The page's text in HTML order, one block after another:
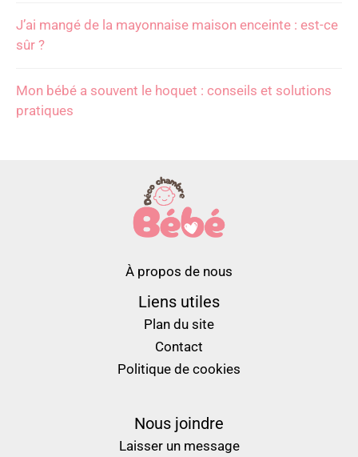
J’ai mangé de la mayonnaise maison enceinte : est-ce
sûr ?
Mon bébé a souvent le hoquet : conseils et solutions
pratiques
À propos de nous
Liens utiles
Plan du site
Contact
Politique de cookies
Nous joindre
Laisser un message